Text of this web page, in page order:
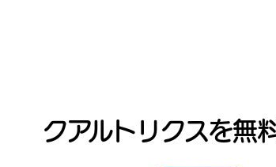
クアルトリクスを無